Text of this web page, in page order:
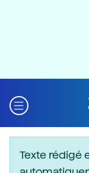
Texte rédigé